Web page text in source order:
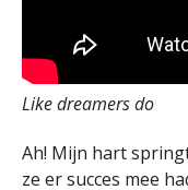
Like dreamers do
Ah! Mijn hart
ze er succes mee